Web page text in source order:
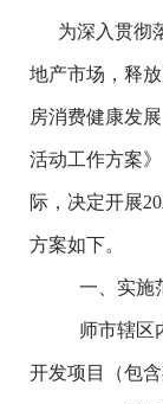
为深入贯彻
地产市场，释
房消费健康发
活动工作方案
际， 决定开展
方案如下。
一、实施
师市辖区
开发项目（包含